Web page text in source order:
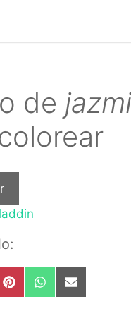
de
Share
on
Share
on
Share
on